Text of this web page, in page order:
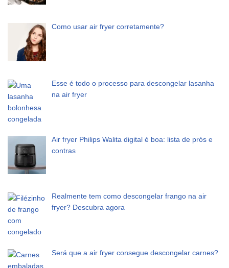
Como usar air fryer corretamente?
Esse é todo o processo para descongelar lasanha
na air fryer
Air fryer Philips Walita digital é boa: lista de prós e
contras
Realmente tem como descongelar frango na air
fryer? Descubra agora
Será que a air fryer consegue descongelar carnes?